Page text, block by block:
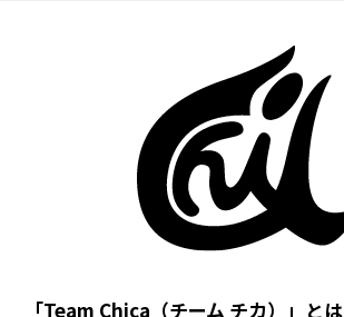
「Team Chica（チーム チカ）」とは